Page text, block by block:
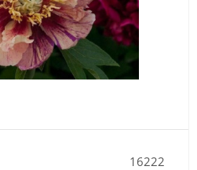
16222